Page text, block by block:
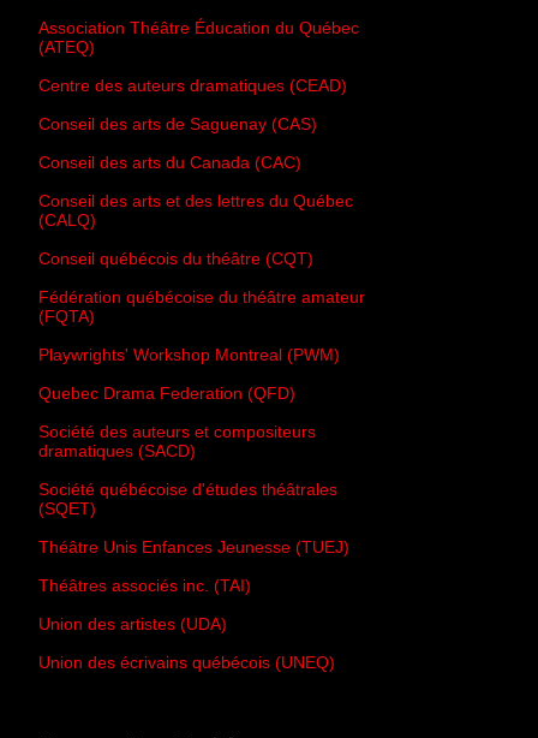
Association Théâtre Éducation du Québec
(ATEQ)
Centre des auteurs dramatiques (CEAD)
Conseil des arts de Saguenay (CAS)
Conseil des arts du Canada (CAC)
Conseil des arts et des lettres du Québec
(CALQ)
Conseil québécois du théâtre (CQT)
Fédération québécoise du théâtre amateur
(FQTA)
Playwrights' Workshop Montreal (PWM)
Quebec Drama Federation (QFD)
Société des auteurs et compositeurs
dramatiques (SACD)
Société québécoise d'études théâtrales
(SQET)
Théâtre Unis Enfances Jeunesse (TUEJ)
Théâtres associés inc. (TAI)
Union des artistes (UDA)
Union des écrivains québécois (UNEQ)